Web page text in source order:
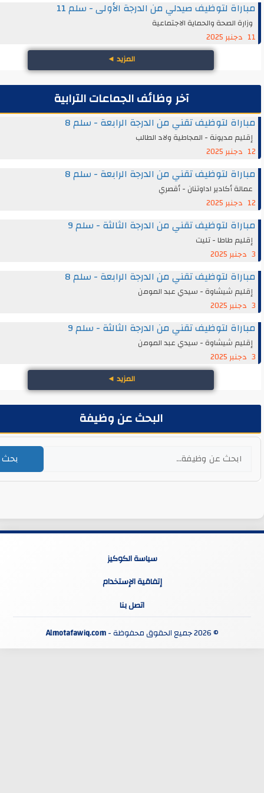
لتوظيف صيدلي من الدرجة الأولى - سلم 11
الصحة والحماية الاجتماعية
◄
آخر وظائف الجماعات الترابية
لتوظيف تقني من الدرجة الرابعة - سلم 8
مديونة - المجاطية ولاد الطالب
لتوظيف تقني من الدرجة الرابعة - سلم 8
أكادير اداوتنان - أقصري
لتوظيف تقني من الدرجة الثالثة - سلم 9
طاطا - تليت
لتوظيف تقني من الدرجة الرابعة - سلم 8
شيشاوة - سيدي عبد المومن
لتوظيف تقني من الدرجة الثالثة - سلم 9
شيشاوة - سيدي عبد المومن
◄
البحث عن وظيفة
سياسة الكوكيز
إتفاقية الإستخدام
اتصل بنا
Almotafawiq.com